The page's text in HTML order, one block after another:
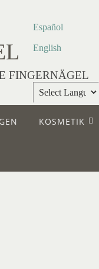
FINGERNÄGEL
Español
English
Translate
KOSMETIK